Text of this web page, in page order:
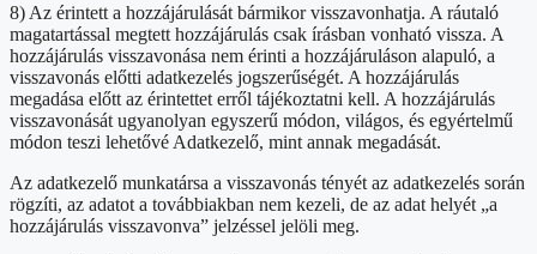
8) Az érintett a hozzájárulását bármikor visszavonhatja. A ráutaló
magatartással megtett hozzájárulás csak írásban vonható vissza. A
hozzájárulás visszavonása nem érinti a hozzájáruláson alapuló, a
visszavonás előtti adatkezelés jogszerűségét. A hozzájárulás
megadása előtt az érintettet erről tájékoztatni kell. A hozzájárulás
visszavonását ugyanolyan egyszerű módon, világos, és egyértelmű
módon teszi lehetővé Adatkezelő, mint annak megadását.
Az adatkezelő munkatársa a visszavonás tényét az adatkezelés során
rögzíti, az adatot a továbbiakban nem kezeli, de az adat helyét „a
hozzájárulás visszavonva” jelzéssel jelöli meg.